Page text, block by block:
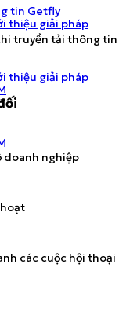
thiệu giải pháp
tin Getfly
thiệu giải pháp
truyền tải thông tin
doanh nghiệp
các cuộc hội thoại